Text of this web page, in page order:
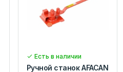
Есть в наличии
Ручной станок AFACAN